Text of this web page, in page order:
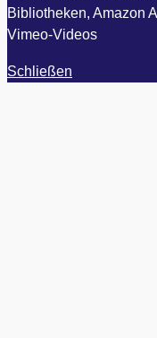
Bibliotheken, Amazon
Vimeo-Videos
Schließen